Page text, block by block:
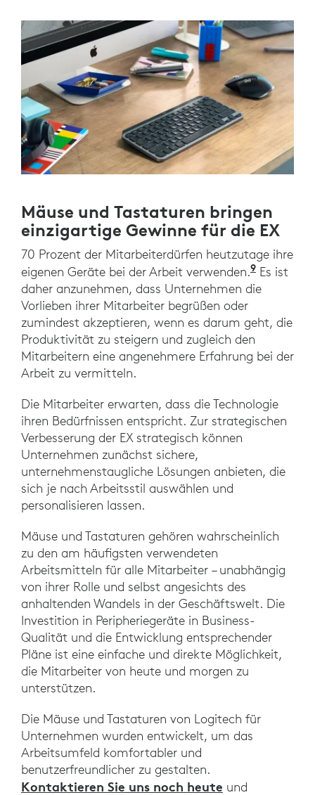
Mäuse und Tastaturen bringen
einzigartige Gewinne für die EX
70 Prozent der Mitarbeiterdürfen heutzutage ihre
eigenen Geräte bei der Arbeit verwenden.9 „Bring
Es ist
daher anzunehmen, dass Unternehmen die
Vorlieben ihrer Mitarbeiter begrüßen oder
zumindest akzeptieren, wenn es darum geht, die
Produktivität zu steigern und zugleich den
Mitarbeitern eine angenehmere Erfahrung bei der
Arbeit zu vermitteln.
Die Mitarbeiter erwarten, dass die Technologie
ihren Bedürfnissen entspricht. Zur strategischen
Verbesserung der EX strategisch können
Unternehmen zunächst sichere,
unternehmenstaugliche Lösungen anbieten, die
sich je nach Arbeitsstil auswählen und
personalisieren lassen.
Mäuse und Tastaturen gehören wahrscheinlich
zu den am häufigsten verwendeten
Arbeitsmitteln für alle Mitarbeiter – unabhängig
von ihrer Rolle und selbst angesichts des
anhaltenden Wandels in der Geschäftswelt. Die
Investition in Peripheriegeräte in Business-
Qualität und die Entwicklung entsprechender
Pläne ist eine einfache und direkte Möglichkeit,
die Mitarbeiter von heute und morgen zu
unterstützen.
Die Mäuse und Tastaturen von Logitech für
Unternehmen wurden entwickelt, um das
Arbeitsumfeld komfortabler und
benutzerfreundlicher zu gestalten.
Kontaktieren Sie uns noch heute und